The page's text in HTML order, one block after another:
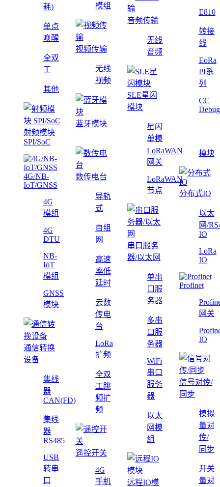
耗)
单点
唤醒
全双
工
其他
射频模块
SPI/SoC
模组
视频传输
无线
视频
蓝牙模块
音频传输
无线
音频
SLE星闪
模块
星闪
单模
E810
转接
线
EoRa
PI系
列
CC
4G/NB-
IoT/GNSS
4G
模组
4G
DTU
NB-
IoT
模组
GNSS
模块
通信转换
设备
集线
器
CAN(FD)
集线
器
RS485
USB
转串
口
数传电台
导轨
式
自组
网
高速
率低
延时
云数
传电
台
LoRa
扩频
全双
工跳
频扩
频
遥控开关
4G
手机
LoRaWAN
网关
LoRaWAN
节点
串口服务
器/以太网
单串
口服
务器
多串
口服
务器
WiFi
串口
服务
器
以太
网模
组
远程IO模
模块
分布式IO
以太
网/
IO
LoRa
IO
Profinet
网关
IO
信号对传/
同步
模拟
量对
传/
同步
开关
量对